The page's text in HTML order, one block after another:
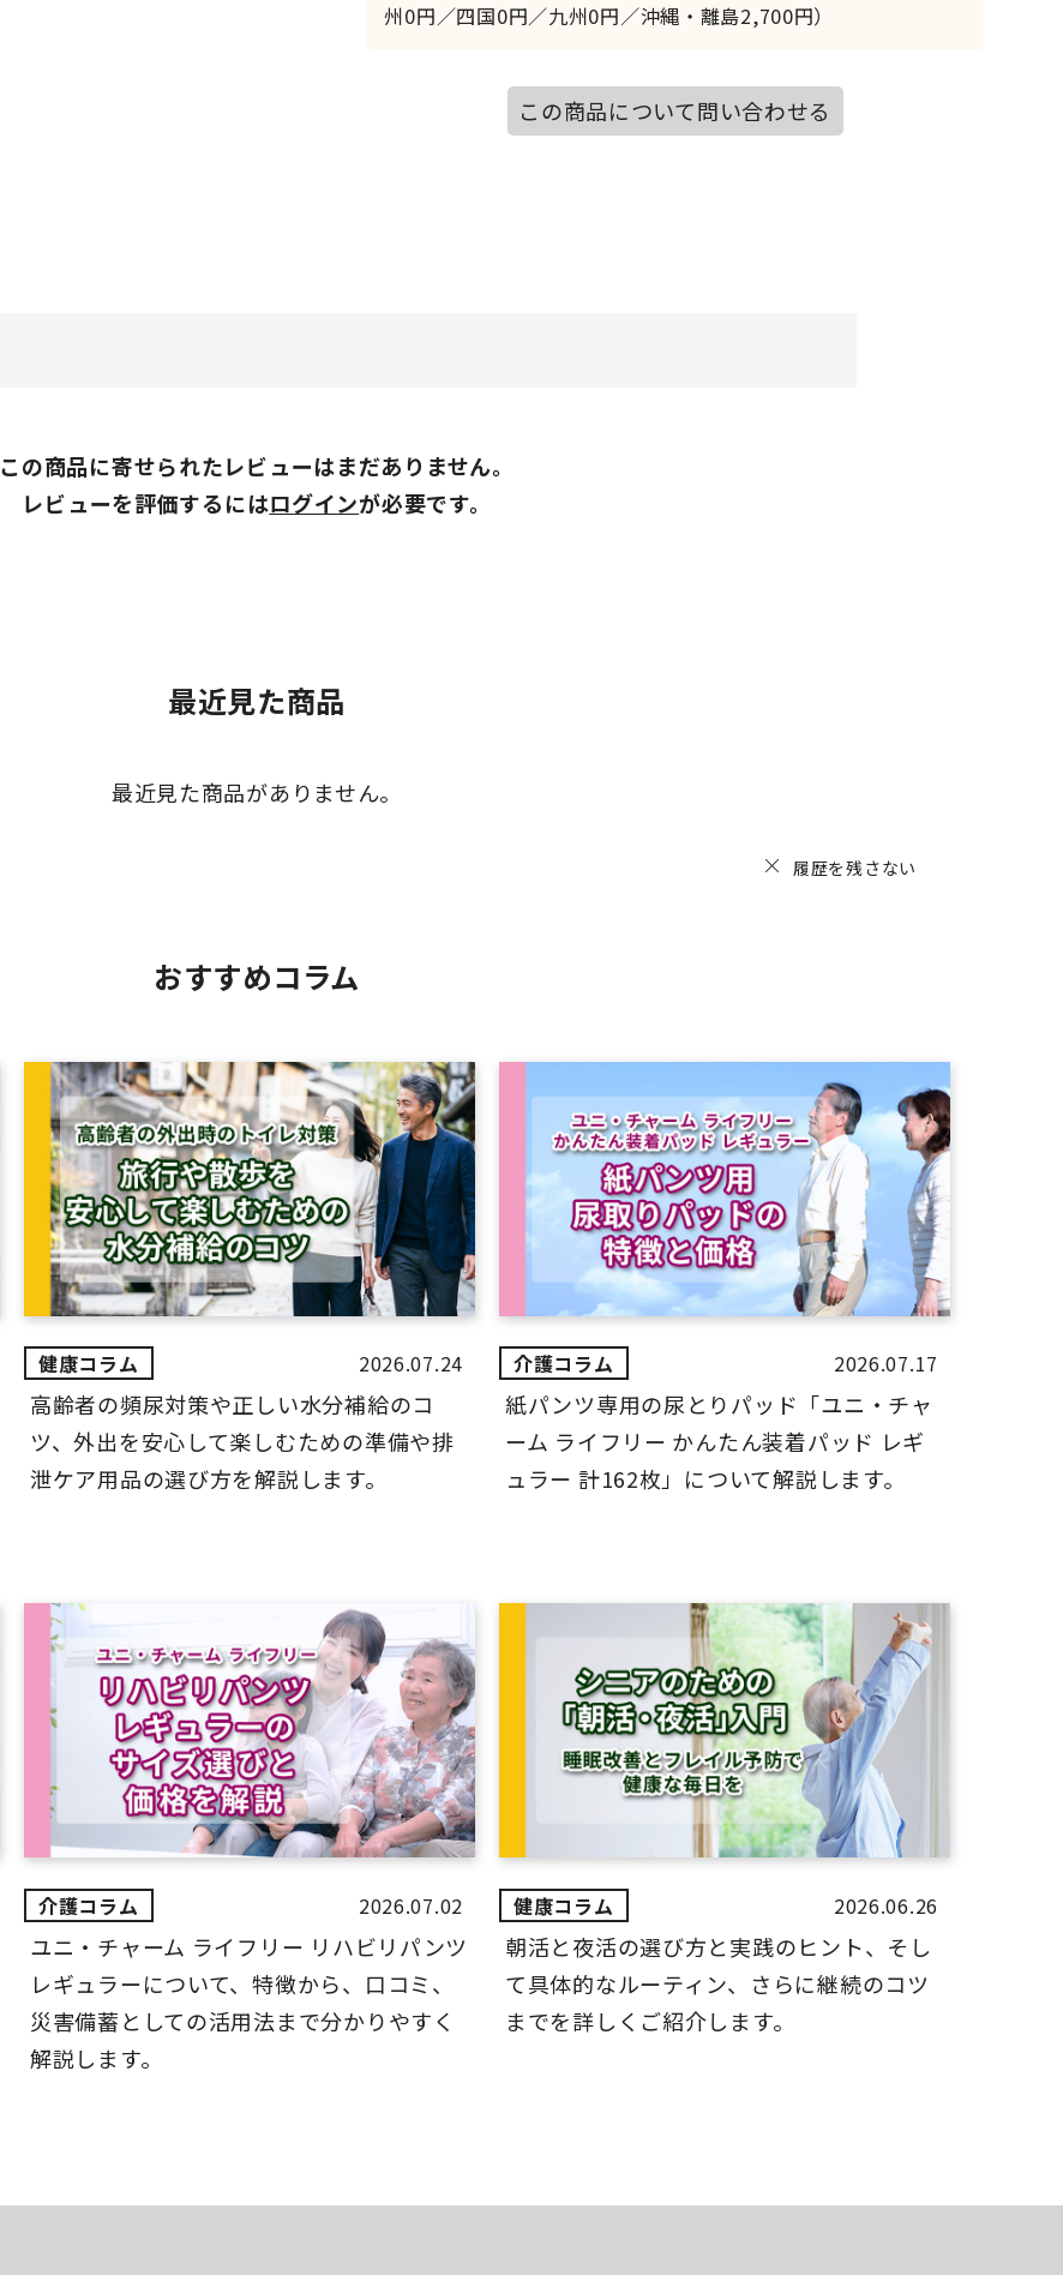
州0円／四国0円／九州0円／沖縄・離島2,700円）
この商品について問い合わせる
この商品に寄せられたレビューはまだありません。
レビューを評価するにはログインが必要です。
最近見た商品
最近見た商品がありません。
履歴を残さない
おすすめコラム
2026.07.24
高齢者の頻尿対策や正しい水分補給のコ
ツ、外出を安心して楽しむための準備や排
泄ケア用品の選び方を解説します。
2026.07.17
紙パンツ専用の尿とりパッド「ユニ・チャ
ーム ライフリー かんたん装着パッド レギ
ュラー 計162枚」について解説します。
2026.07.02
ユニ・チャーム ライフリー リハビリパンツ
レギュラーについて、特徴から、口コミ、
災害備蓄としての活用法まで分かりやすく
解説します。
2026.06.26
朝活と夜活の選び方と実践のヒント、そし
て具体的なルーティン、さらに継続のコツ
までを詳しくご紹介します。